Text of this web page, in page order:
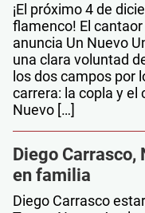
¡El próximo 4 de
flamenco! El
anuncia Un Nuevo
una clara voluntad
los dos campos por
carrera: la copla y el
Nuevo […]
Diego Carrasco,
en familia
Diego Carrasco